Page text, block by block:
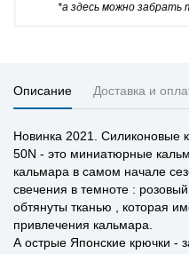
*а здесь можно забрать
Описание Доставка и
Новинка 2021. Силиконовые
50N - это миниатюрные
кальмара в самом начале
свечения в темноте :
обтянуты тканью , которая
привлечения кальмара.
А острые Японские крючки -